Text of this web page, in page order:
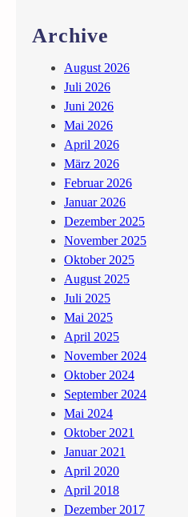
m
m
h
Z
e
i
t
Archive
August 2026
Juli 2026
Juni 2026
Mai 2026
April 2026
März 2026
Februar 2026
Januar 2026
Dezember 2025
November 2025
Oktober 2025
August 2025
Juli 2025
Mai 2025
April 2025
November 2024
Oktober 2024
September 2024
Mai 2024
Oktober 2021
Januar 2021
April 2020
April 2018
Dezember 2017